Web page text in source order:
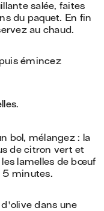
salée, faites
du paquet. En fin
au chaud.
émincez
bol, mélangez : la
de citron vert et
lamelles de bœuf
5 minutes.
dans une